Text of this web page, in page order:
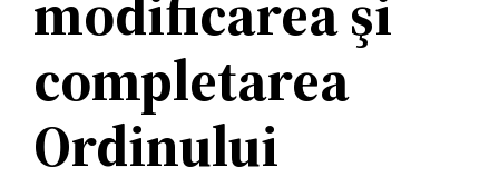
completarea
Ordinului